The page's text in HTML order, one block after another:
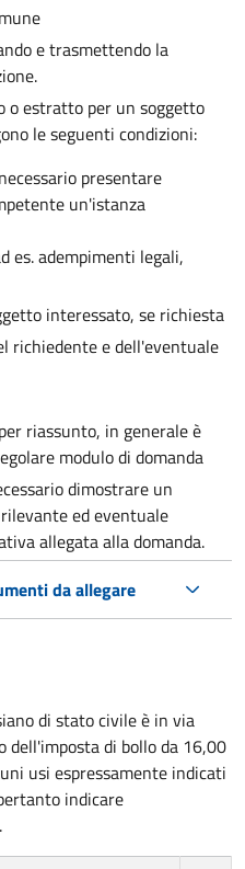
e trasmettendo la
o estratto per un soggetto
le seguenti condizioni:
presentare
un'istanza
es. adempimenti legali,
interessato, se richiesta
richiedente e dell'eventuale
riassunto, in generale è
modulo di domanda
dimostrare un
ed eventuale
allegata alla domanda.
da allegare
di stato civile è in via
dell'imposta di bollo da 16,00
usi espressamente indicati
indicare